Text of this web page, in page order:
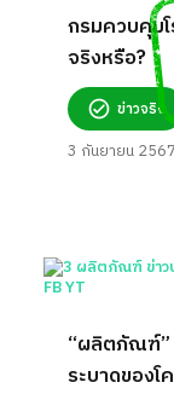
กรมควบคุม
จริงหรือ?
ข่าวจริง
3 กันยายน
“ผลิตภัณฑ์”
ระบาดของ